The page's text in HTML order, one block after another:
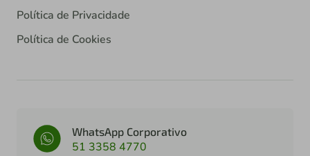
Política de Privacidade
Política de Cookies
WhatsApp Corporativo
51 3358 4770